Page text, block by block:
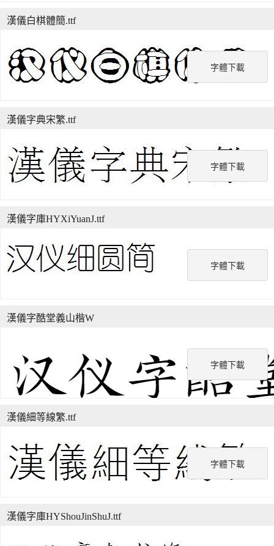
字體下載
漢儀白棋體簡.ttf
字體下載
漢儀字典宋繁.ttf
字體下載
漢儀字庫HYXiYuanJ.ttf
字體下載
漢儀字酷堂義山楷W
字體下載
漢儀細等線繁.ttf
漢儀字庫HYShouJinShuJ.ttf